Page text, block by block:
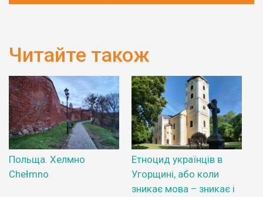
Читайте також
Польща. Хелмно
Chełmno
Етноцид українців в
Угорщині, або коли
зникає мова – зникає і